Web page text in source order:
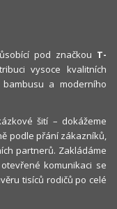
pod značkou T-
vysoce kvalitních
a moderního
šití – dokážeme
podle přání zákazníků,
partnerů. Zakládáme
komunikaci se
tisíců rodičů po celé